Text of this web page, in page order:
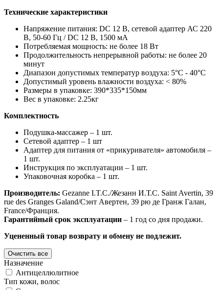
Технические характеристики
Напряжение питания: DC 12 В, сетевой адаптер АС 220
В, 50-60 Гц / DC 12 В, 1500 мА
Потребляемая мощность: не более 18 Вт
Продолжительность непрерывной работы: не более 20
минут
Диапазон допустимых температур воздуха: 5°C - 40°C
Допустимый уровень влажности воздуха: < 80%
Размеры в упаковке: 390*335*150мм
Вес в упаковке: 2.25кг
Комплектность
Подушка-массажер – 1 шт.
Сетевой адаптер – 1 шт
Адаптер для питания от «прикуривателя» автомобиля –
1 шт.
Инструкция по эксплуатации – 1 шт.
Упаковочная коробка – 1 шт.
Производитель: Gezanne I.T.C./Жезанн И.Т.С. Saint Avertin, 39
rue des Granges Galand/Сэнт Авертен, 39 рю де Гранж Галан,
France/Франция.
Гарантийный срок эксплуатации – 1 год со дня продажи.
Уцененный товар возврату и обмену не подлежит.
Назначение
Антицеллюлитное
Тип кожи, волос